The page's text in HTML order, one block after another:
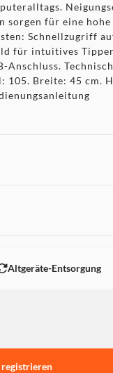
sorgen für eine
Schnellzugriff
für intuitives
Breite: 45 cm.
Altgeräte-Entsorgung
registrieren